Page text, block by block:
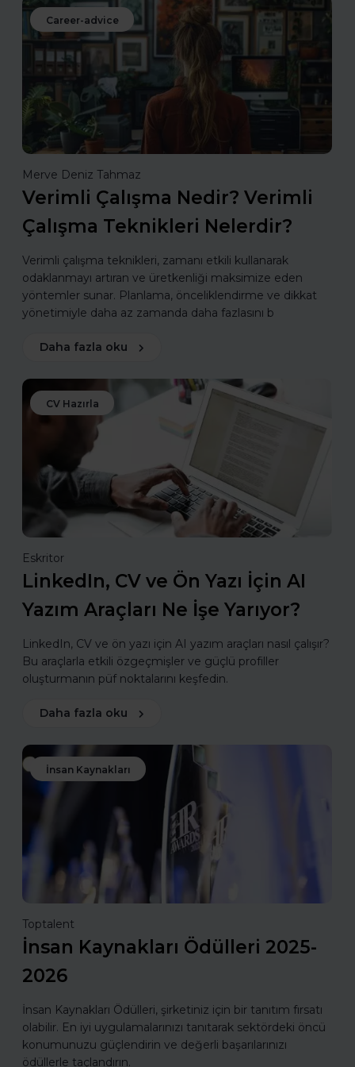
Career-advice
Merve Deniz Tahmaz
Verimli Çalışma Nedir? Verimli
Çalışma Teknikleri Nelerdir?
Verimli çalışma teknikleri, zamanı etkili kullanarak
odaklanmayı artıran ve üretkenliği maksimize eden
yöntemler sunar. Planlama, önceliklendirme ve dikkat
yönetimiyle daha az zamanda daha fazlasını b
Daha fazla oku
CV Hazırla
Eskritor
LinkedIn, CV ve Ön Yazı İçin AI
Yazım Araçları Ne İşe Yarıyor?
LinkedIn, CV ve ön yazı için AI yazım araçları nasıl çalışır?
Bu araçlarla etkili özgeçmişler ve güçlü profiller
oluşturmanın püf noktalarını keşfedin.
Daha fazla oku
İnsan Kaynakları
Toptalent
İnsan Kaynakları Ödülleri 2025-
2026
İnsan Kaynakları Ödülleri, şirketiniz için bir tanıtım fırsatı
olabilir. En iyi uygulamalarınızı tanıtarak sektördeki öncü
konumunuzu güçlendirin ve değerli başarılarınızı
ödüllerle taçlandırın.